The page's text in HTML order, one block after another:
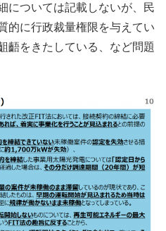
については記載しないが、民
的に行政裁量権限を与えてい
齬をきたしている、など問題